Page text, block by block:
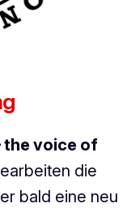
the voice of
die
bald eine neu